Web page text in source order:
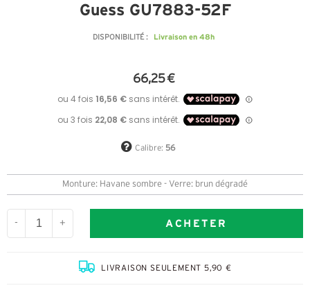
Guess GU7883-52F
DISPONIBILITÉ : Livraison en 48h
66,25 €
Calibre: 56
Monture: Havane sombre - Verre: brun dégradé
- + ACHETER
LIVRAISON SEULEMENT 5,90 €